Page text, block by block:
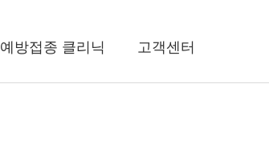
예방접종 클리닉 고객센터